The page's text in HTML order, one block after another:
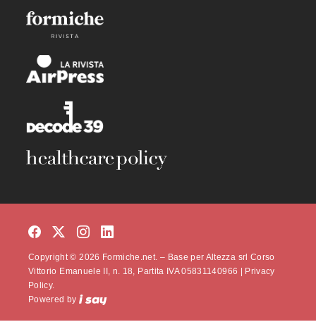
Copyright © 2026 Formiche.net. – Base per Altezza srl Corso
Vittorio Emanuele II, n. 18, Partita IVA 05831140966 |
Privacy
Policy.
Powered by